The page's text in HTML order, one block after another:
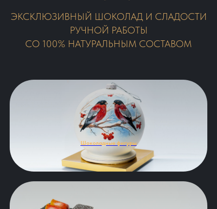
ЭКСКЛЮЗИВНЫЙ ШОКОЛАД И СЛАДОСТИ
РУЧНОЙ РАБОТЫ
СО 100% НАТУРАЛЬНЫМ СОСТАВОМ
Шоколадные фигуры